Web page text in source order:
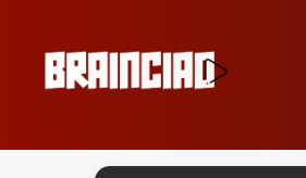
conteúdo